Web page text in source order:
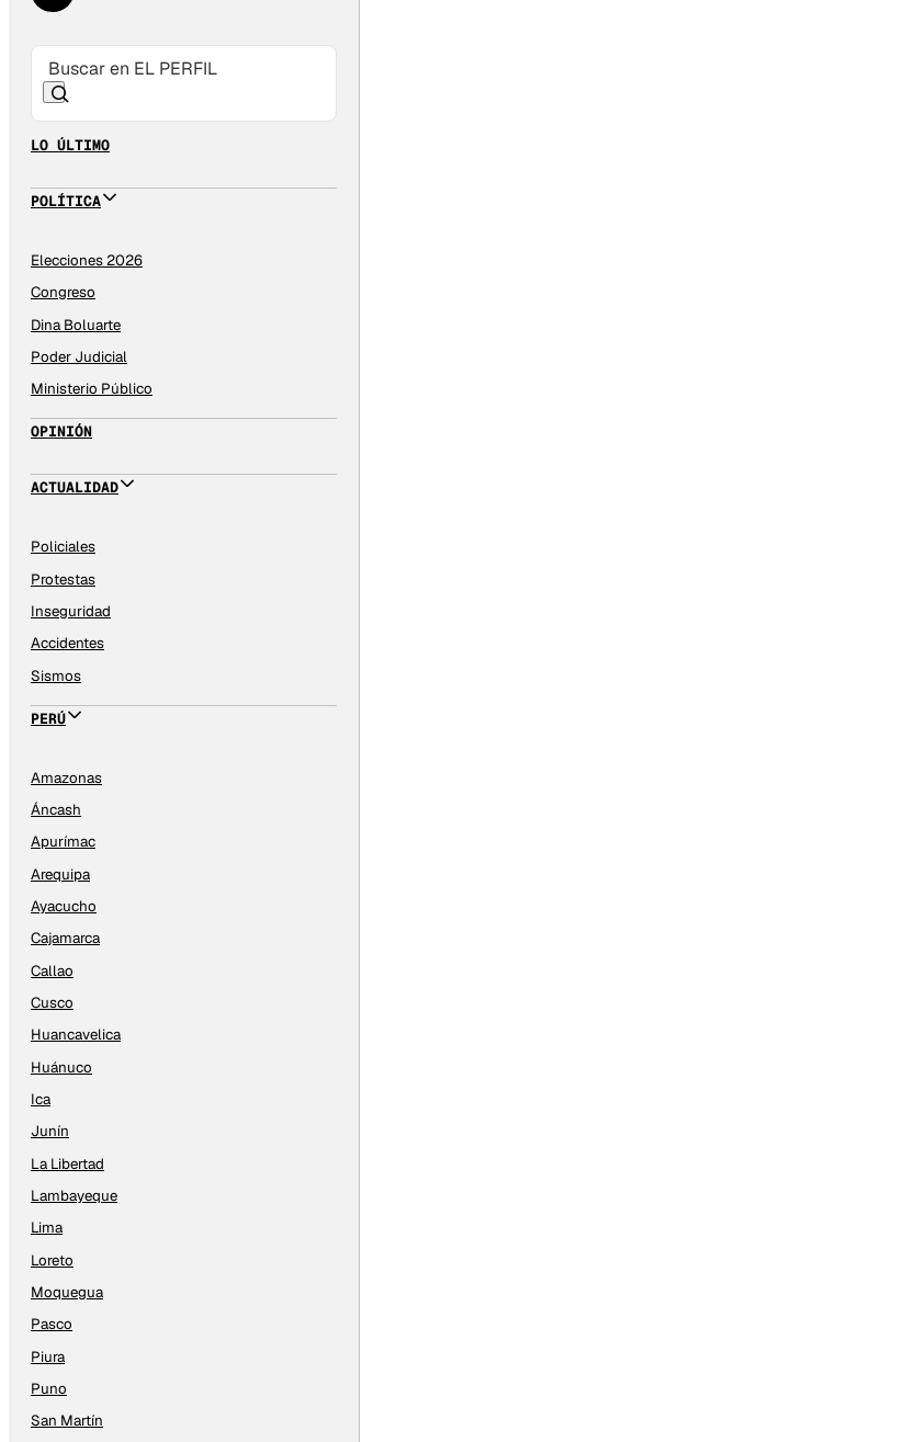
LO ÚLTIMO
POLÍTICA
Elecciones 2026
Congreso
Dina Boluarte
Poder Judicial
Ministerio Público
OPINIÓN
ACTUALIDAD
Policiales
Protestas
Inseguridad
Accidentes
Sismos
PERÚ
Amazonas
Áncash
Apurímac
Arequipa
Ayacucho
Cajamarca
Callao
Cusco
Huancavelica
Huánuco
Ica
Junín
La Libertad
Lambayeque
Lima
Loreto
Moquegua
Pasco
Piura
Puno
San Martín